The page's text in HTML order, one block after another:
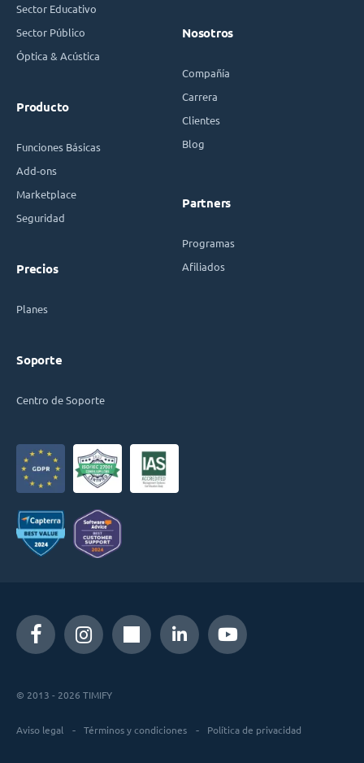
Sector Educativo
Sector Público
Óptica & Acústica
Producto
Funciones Básicas
Add-ons
Marketplace
Seguridad
Precios
Planes
Soporte
Centro de Soporte
Nosotros
Compañía
Carrera
Clientes
Blog
Partners
Programas
Afiliados
© 2013 - 2026 TIMIFY
Aviso legal Términos y condiciones Política de privacidad